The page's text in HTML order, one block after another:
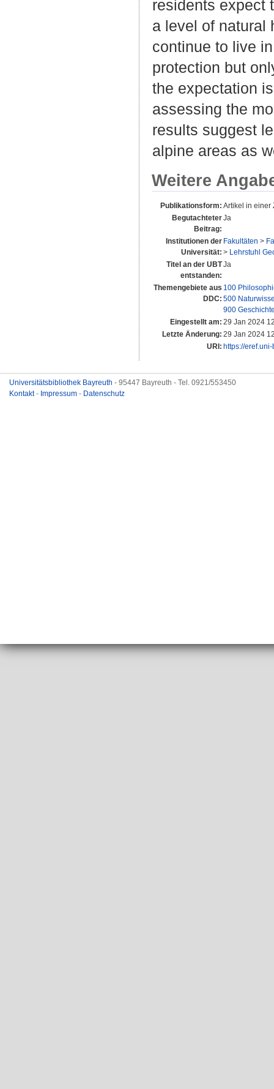
residents expect
a level of natural
continue to live
protection but
the expectation
assessing the
results suggest
alpine areas as
Weitere
Publikationsform: Artikel in einer
Begutachteter
Beitrag:
Ja
Institutionen der
Universität:
Fakultäten >
> Lehrstuhl
Titel an der UBT
entstanden:
Ja
Themengebiete aus
DDC:
100
500
900
Eingestellt am: 29 Jan 2024
Letzte Änderung: 29 Jan 2024
URI: https://
Universitätsbibliothek Bayreuth - 95447 Bayreuth - Tel. 0921/553450
Kontakt- Impressum - Datenschutz